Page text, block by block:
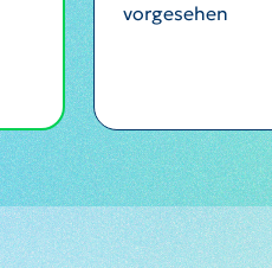
vorgesehen